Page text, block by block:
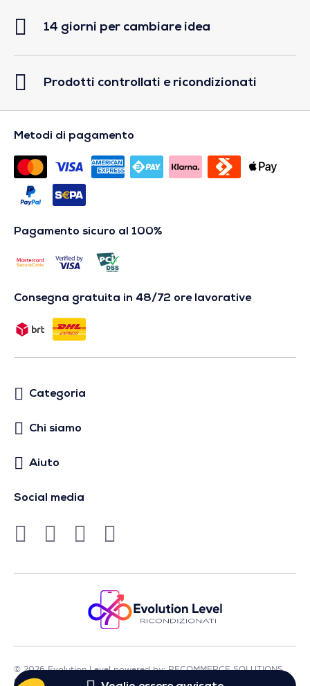
14 giorni per cambiare idea
Prodotti controllati e ricondizionati
Metodi di pagamento
Pagamento sicuro al 100%
Consegna gratuita in 48/72 ore lavorative
Categoria
Chi siamo
Aiuto
Social media
© 2026 Evolution Level powered by: RECOMMERCE SOLUTIONS
SA - Sede in Avenue Lénine, 54 - 94250 Gentilly - Francia